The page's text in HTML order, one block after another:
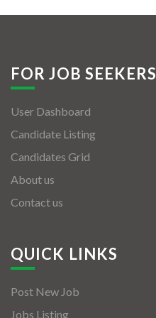
FOR JOB SEEKERS
User Dashboard
Candidate Listing
Candidates Grid
About us
Contact us
QUICK LINKS
Post New Job
Jobs Listing